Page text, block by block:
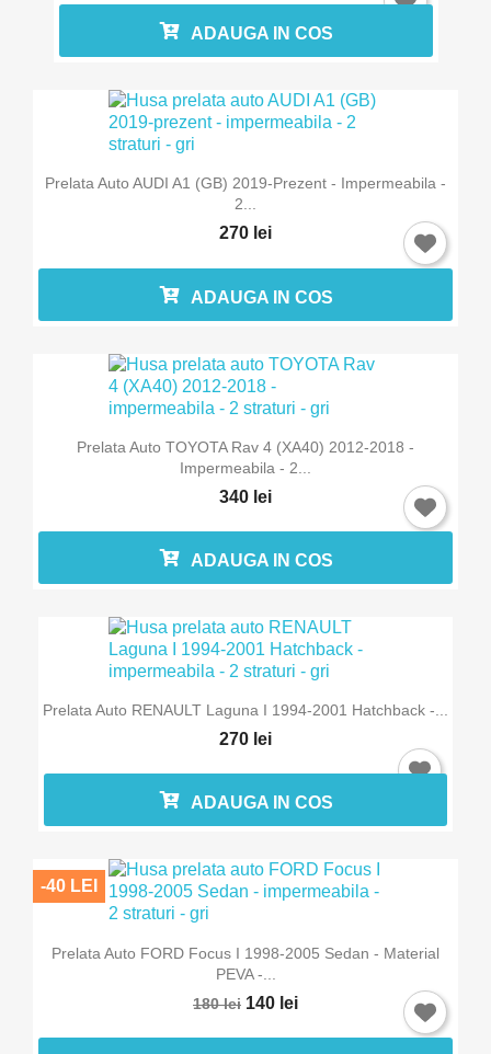
ADAUGA IN COS
Prelata Auto AUDI A1 (GB) 2019-Prezent - Impermeabila -
2...
270 lei
ADAUGA IN COS
Prelata Auto TOYOTA Rav 4 (XA40) 2012-2018 -
Impermeabila - 2...
340 lei
ADAUGA IN COS
Prelata Auto RENAULT Laguna I 1994-2001 Hatchback -...
270 lei
ADAUGA IN COS
Prelata Auto FORD Focus I 1998-2005 Sedan - Material
PEVA -...
180 lei 140 lei
-40 LEI